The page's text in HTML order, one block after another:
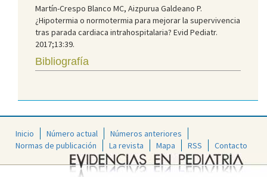
Martín-Crespo Blanco MC, Aizpurua Galdeano P.
¿Hipotermia o normotermia para mejorar la supervivencia
tras parada cardiaca intrahospitalaria? Evid Pediatr.
2017;13:39.
Bibliografía
Inicio Número actual
Números anteriores
Normas de publicación
La revista Mapa RSS Contacto